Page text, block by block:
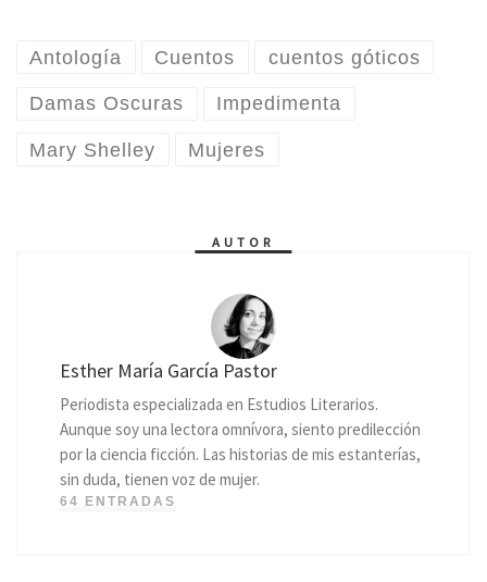
Antología Cuentos cuentos góticos
Damas Oscuras Impedimenta
Mary Shelley Mujeres
AUTOR
Esther María García Pastor
Periodista especializada en Estudios Literarios.
Aunque soy una lectora omnívora, siento predilección
por la ciencia ficción. Las historias de mis estanterías,
sin duda, tienen voz de mujer.
64 ENTRADAS